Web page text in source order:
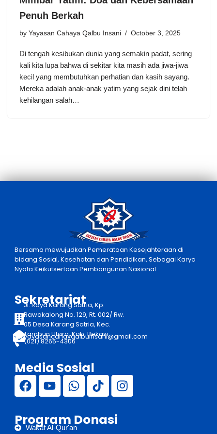
Penuh Berkah
by Yayasan Cahaya Qalbu Insani October 3, 2025
Di tengah kesibukan dunia yang semakin padat, sering
kali kita lupa bahwa di sekitar kita masih ada jiwa-jiwa
kecil yang membutuhkan perhatian dan kasih sayang.
Mereka adalah anak-anak yatim yang sejak dini telah
kehilangan salah…
Bersama mewujudkan Pemerataan Kesejahteraan di
bidang Sosial, Kesehatan dan Pendidikan, Sebagai Karya
Nyata Keikutsertaan Pembangunan Nasional
Sekretariat
Jl. Raya Karang Satria, Kp.
Rawakalong No. 129, Rt. 002/ Rw.
05 Desa Karang Satria, Kec.
Tambun Utara, Kab. Bekasi
yayasancahayqalbuinsani@gmail.com
(021) 8265-4306
Media Sosial
Program Donasi
Wakaf Al-Qur'an